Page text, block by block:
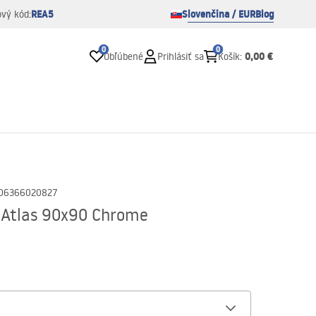
kód:REA5 Slovenčina / EURBlog
0
Obľúbené Prihlásiť sa
0
Košík: 0,00 €
90x90 Chrome